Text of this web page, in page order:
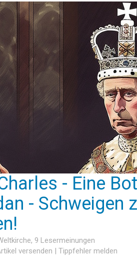
- Eine
- Schweigen
, 9 Lesermeinungen
versenden | Tippfehler melden